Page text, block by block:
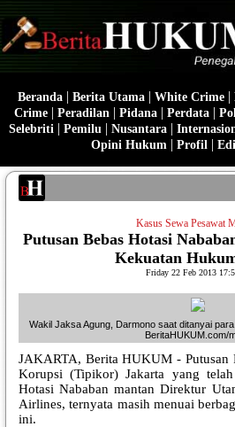
Beranda| Berita Utama| White Crime|
Crime | Peradilan | Pidana | Perdata |
Selebriti | Pemilu | Nusantara |
Opini Hukum | Profil |
Kasus Sewa Pesawat
Putusan Bebas Hotasi
Kekuatan
Friday 22 Feb 2013
Wakil Jaksa Agung, Darmono saat ditanyai
BeritaHUKUM.com/
JAKARTA, Berita HUKUM - Putusan
Korupsi (Tipikor) Jakarta yang telah
Hotasi Nababan mantan Direktur
Airlines, ternyata masih menuai
ini.